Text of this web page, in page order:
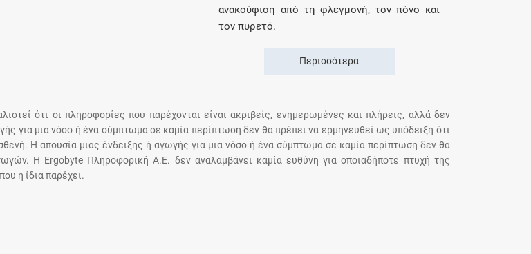
ανακούφιση από τη φλεγμονή, τον πόνο και
τον πυρετό.
Περισσότερα
ότι οι πληροφορίες που παρέχονται είναι ακριβείς, ενημερωμένες και πλήρεις, αλλά δεν
για μια νόσο ή ένα σύμπτωμα σε καμία περίπτωση δεν θα πρέπει να ερμηνευθεί ως υπόδειξη ότι
Η απουσία μιας ένδειξης ή αγωγής για μια νόσο ή ένα σύμπτωμα σε καμία περίπτωση δεν θα
Η Ergobyte Πληροφορική Α.Ε. δεν αναλαμβάνει καμία ευθύνη για οποιαδήποτε πτυχή της
η ίδια παρέχει.